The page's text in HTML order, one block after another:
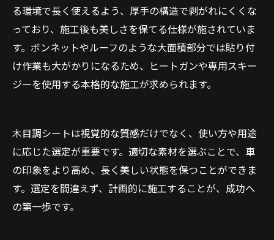
る環境で長く使えるよう、厚手の構造で剥がれにくくな
っており、施工後も美しさを保てる仕様が施されていま
す。ボンネットやルーフのような大面積部分では貼り付
け作業も大がかりになるため、ヒートガンや専用スキー
ジーを使用する本格的な施工が求められます。
木目調シートは視覚的な質感だけでなく、使い方や用途
に応じた選定が重要です。適切な素材を選ぶことで、車
の印象をより高め、長く美しい状態を保つことができま
す。選定を間違えず、計画的に施工することが、成功へ
の第一歩です。